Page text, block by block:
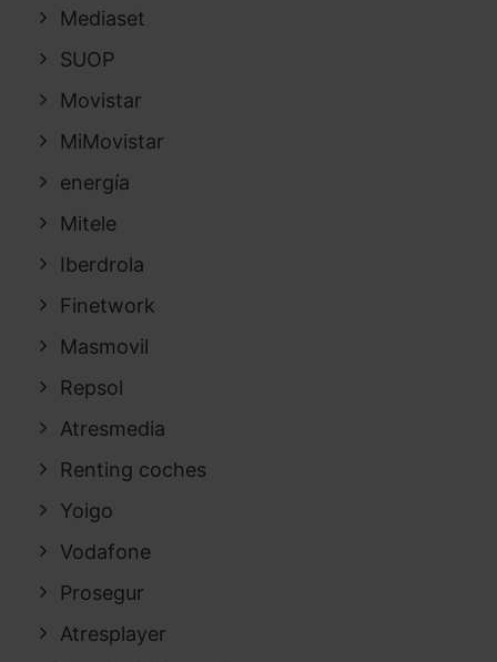
Mediaset
SUOP
Movistar
MiMovistar
energía
Mitele
Iberdrola
Finetwork
Masmovil
Repsol
Atresmedia
Renting coches
Yoigo
Vodafone
Prosegur
Atresplayer